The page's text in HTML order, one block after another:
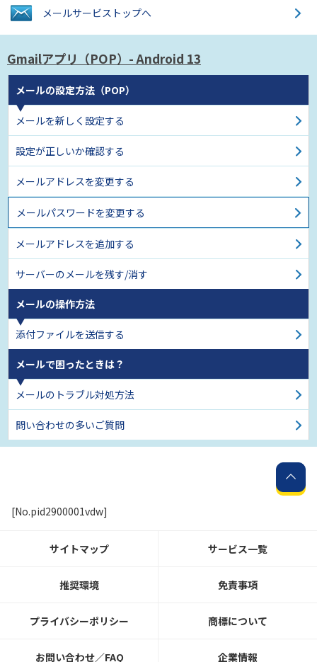
メールサービス トップへ
Gmailアプリ（POP） - Android 13
メールの設定方法（POP）
メールを新しく設定する
設定が正しいか確認する
メールアドレスを変更する
メールパスワードを変更する
メールアドレスを追加する
サーバーのメールを残す/消す
メールの操作方法
添付ファイルを送信する
メールで困ったときは？
メールのトラブル対処方法
問い合わせの多いご質問
[No.pid2900001vdw]
サイトマップ サービス一覧
推奨環境 免責事項
プライバシーポリシー 商標について
お問い合わせ／FAQ 企業情報